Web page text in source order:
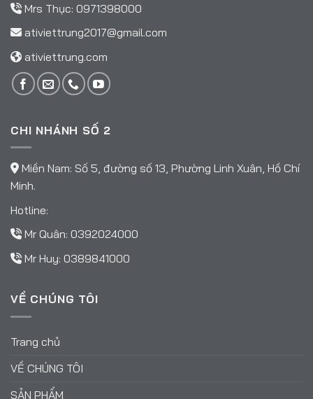
Mrs Thục: 0971398000
ativiettrung2017@gmail.com
ativiettrung.com
CHI NHÁNH SỐ 2
Miền Nam: Số 5, đường số 13, Phường Linh Xuân, Hồ Chí
Minh.
Hotline:
Mr Quân: 0392024000
Mr Huy: 0389841000
VỀ CHÚNG TÔI
Trang chủ
VỀ CHÚNG TÔI
SẢN PHẨM